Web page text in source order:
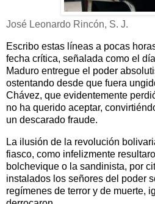
José Leonardo Rincón, S. J.
Escribo estas líneas a pocas
fecha crítica, señalada como el
Maduro entregue el poder
ostentando desde que fuera
Chávez, que evidentemente
no ha querido aceptar,
un descarado fraude.
La ilusión de la revolución
fiasco, como infelizmente
bolchevique o la sandinista, por
instalados los señores del poder
regímenes de terror y de muerte,